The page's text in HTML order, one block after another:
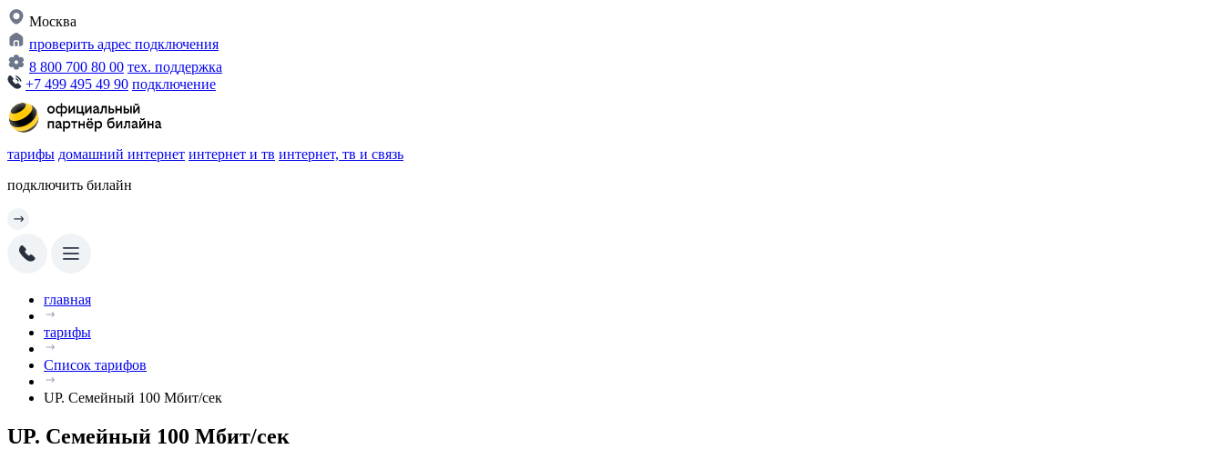
Москва
проверить адрес подключения
8 800 700 80 00 тех. поддержка
+7 499 495 49 90 подключение
тарифы домашний интернет интернет и тв интернет, тв и связь
подключить билайн
главная
тарифы
Список тарифов
UP. Семейный 100 Мбит/сек
UP. Семейный 100 Мбит/сек